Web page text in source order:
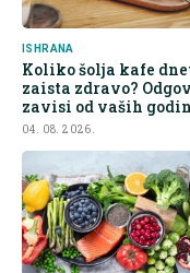
ISHRANA
Koliko šolja kafe
zaista zdravo?
zavisi od vaših
04. 08. 2026.